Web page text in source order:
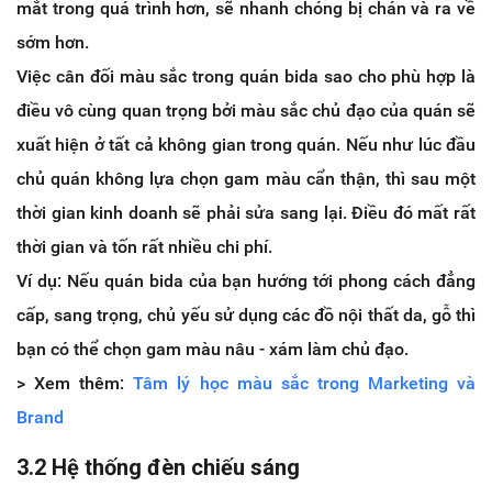
mắt trong quá trình hơn, sẽ nhanh chóng bị chán và ra về
sớm hơn.
Việc cân đối màu sắc trong quán bida sao cho phù hợp là
điều vô cùng quan trọng bởi màu sắc chủ đạo của quán sẽ
xuất hiện ở tất cả không gian trong quán. Nếu như lúc đầu
chủ quán không lựa chọn gam màu cẩn thận, thì sau một
thời gian kinh doanh sẽ phải sửa sang lại. Điều đó mất rất
thời gian và tốn rất nhiều chi phí.
Ví dụ: Nếu quán bida của bạn hướng tới phong cách đẳng
cấp, sang trọng, chủ yếu sử dụng các đồ nội thất da, gỗ thì
bạn có thể chọn gam màu nâu - xám làm chủ đạo.
> Xem thêm:Tâm lý học màu sắc trong Marketing và
Brand
3.2 Hệ thống đèn chiếu sáng